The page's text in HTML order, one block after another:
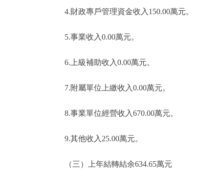
4.財政專戶管理資金收入150.00萬元。
5.事業收入0.00萬元。
6.上級補助收入0.00萬元。
7.附屬單位上繳收入0.00萬元。
8.事業單位經營收入670.00萬元。
9.其他收入25.00萬元。
（三）上年結轉結余634.65萬元